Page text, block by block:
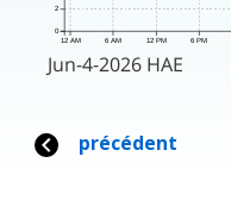
12 AM 6 AM 12 PM 6 PM
0
2
Jun-4-2026 HAE
précédent